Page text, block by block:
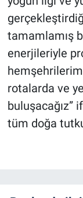
tamamlamış
enerjileriyle
rotalarda ve
buluşacağız”
tüm doğa